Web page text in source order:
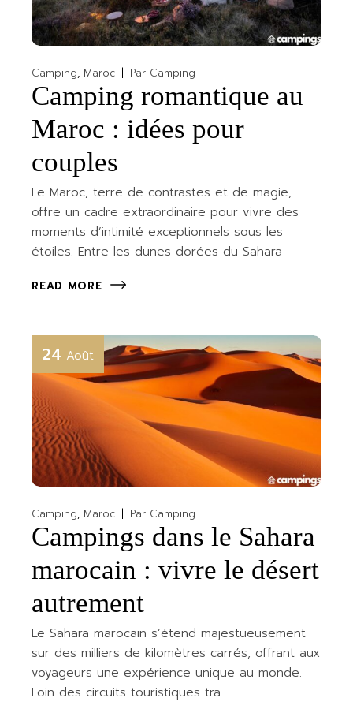
Camping Maroc Par Camping
Camping romantique au
Maroc : idées pour
couples
Le Maroc, terre de contrastes et de magie,
offre un cadre extraordinaire pour vivre des
moments d’intimité exceptionnels sous les
étoiles. Entre les dunes dorées du Sahara
READ MORE
24 Août
Camping Maroc Par Camping
Campings dans le Sahara
marocain : vivre le désert
autrement
Le Sahara marocain s’étend majestueusement
sur des milliers de kilomètres carrés, offrant aux
voyageurs une expérience unique au monde.
Loin des circuits touristiques tra